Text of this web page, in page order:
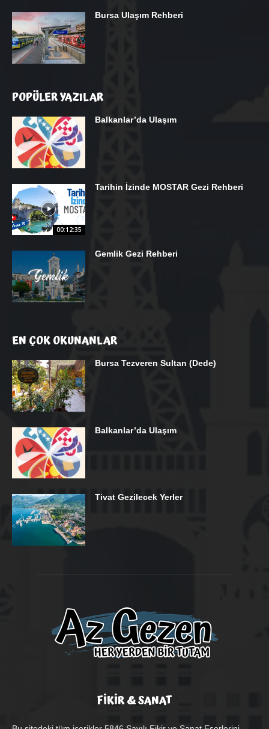
Bursa Ulaşım Rehberi
POPÜLER YAZILAR
Balkanlar’da Ulaşım
00:12:35
Tarihin İzinde MOSTAR Gezi Rehberi
Gemlik Gezi Rehberi
EN ÇOK OKUNANLAR
Bursa Tezveren Sultan (Dede)
Balkanlar’da Ulaşım
Tivat Gezilecek Yerler
FİKİR & SANAT